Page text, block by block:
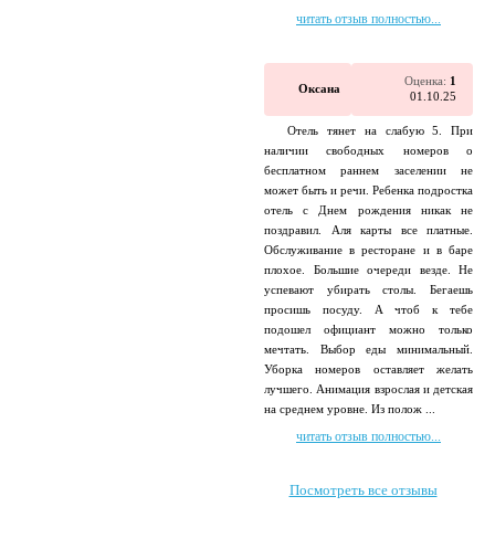
читать отзыв полностью...
Оксана
Оценка: 1
01.10.25
Отель тянет на слабую 5. При
наличии свободных номеров о
бесплатном раннем заселении не
может быть и речи. Ребенка подростка
отель с Днем рождения никак не
поздравил. Аля карты все платные.
Обслуживание в ресторане и в баре
плохое. Большие очереди везде. Не
успевают убирать столы. Бегаешь
просишь посуду. А чтоб к тебе
подошел официант можно только
мечтать. Выбор еды минимальный.
Уборка номеров оставляет желать
лучшего. Анимация взрослая и детская
на среднем уровне. Из полож ...
читать отзыв полностью...
Посмотреть все отзывы